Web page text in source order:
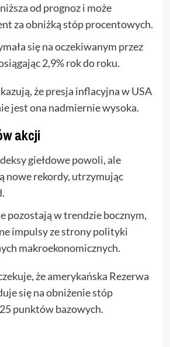
od prognoz i może
za obniżką stóp procentowych.
się na oczekiwanym przez
2,9% rok do roku.
że presja inflacyjna w USA
jest ona nadmiernie wysoka.
akcji
giełdowe powoli, ale
nowe rekordy, utrzymując
pozostają w trendzie bocznym,
impulsy ze strony polityki
makroekonomicznych.
że amerykańska Rezerwa
się na obniżenie stóp
punktów bazowych.